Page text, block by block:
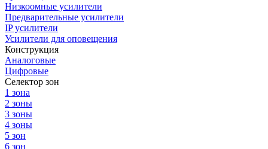
Низкоомные усилители
Предварительные усилители
IP усилители
Усилители для оповещения
Конструкция
Аналоговые
Цифровые
Селектор зон
1 зона
2 зоны
3 зоны
4 зоны
5 зон
6 зон